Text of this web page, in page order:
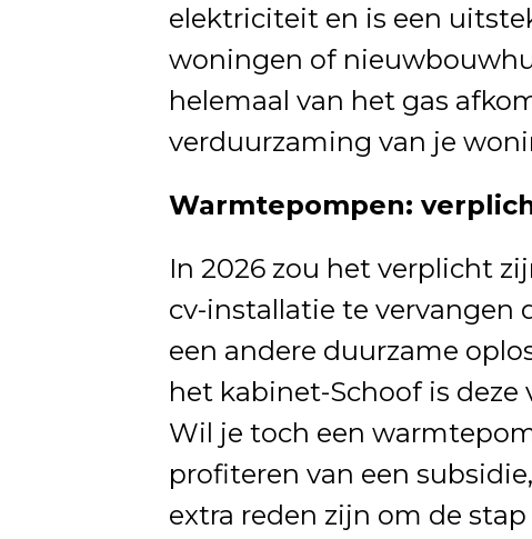
elektriciteit en is een
woningen of
helemaal van het gas
verduurzaming van je
Warmtepompen:
In 2026 zou het verplicht
cv-installatie te
een andere duurzame
het kabinet-Schoof is
Wil je toch een
profiteren van een
extra reden zijn om de